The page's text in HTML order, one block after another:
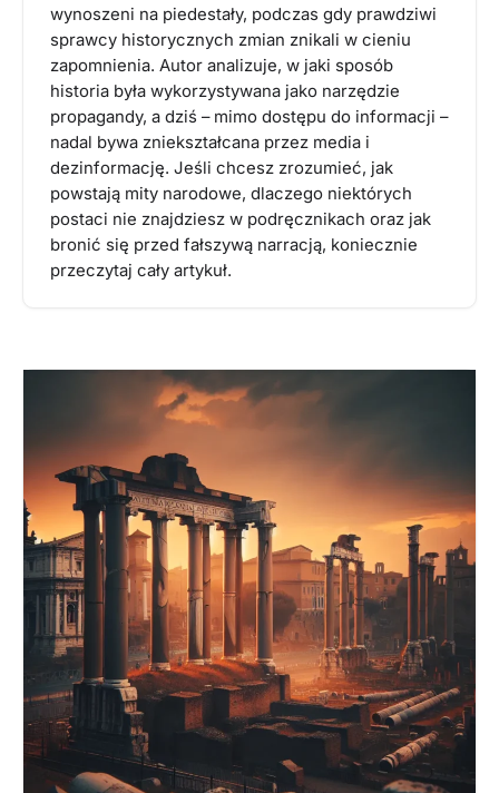
wynoszeni na piedestały, podczas gdy prawdziwi
sprawcy historycznych zmian znikali w cieniu
zapomnienia. Autor analizuje, w jaki sposób
historia była wykorzystywana jako narzędzie
propagandy, a dziś – mimo dostępu do informacji –
nadal bywa zniekształcana przez media i
dezinformację. Jeśli chcesz zrozumieć, jak
powstają mity narodowe, dlaczego niektórych
postaci nie znajdziesz w podręcznikach oraz jak
bronić się przed fałszywą narracją, koniecznie
przeczytaj cały artykuł.